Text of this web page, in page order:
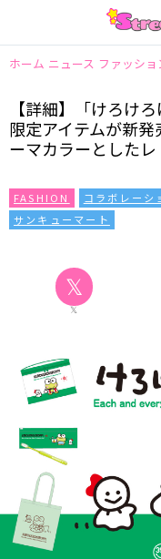
ホーム ニュース ファッショ
【詳細】「けろけ
限定アイテムが新
ーマカラーとした
FASHION コラボレーシ
サンキューマート
𝕏
𝕏